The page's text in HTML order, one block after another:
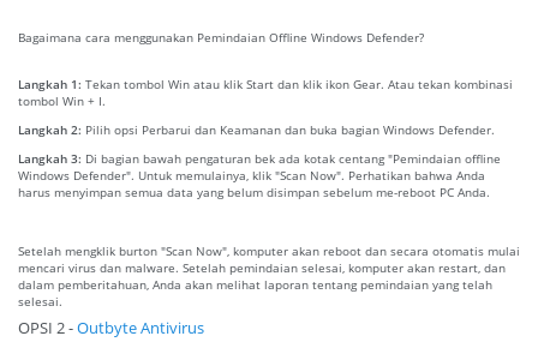
Bagaimana cara menggunakan Pemindaian Offline Windows Defender?
Langkah 1: Tekan tombol Win atau klik Start dan klik ikon Gear. Atau tekan kombinasi
tombol Win + I.
Langkah 2: Pilih opsi Perbarui dan Keamanan dan buka bagian Windows Defender.
Langkah 3: Di bagian bawah pengaturan bek ada kotak centang "Pemindaian offline
Windows Defender". Untuk memulainya, klik "Scan Now". Perhatikan bahwa Anda
harus menyimpan semua data yang belum disimpan sebelum me-reboot PC Anda.
Setelah mengklik burton "Scan Now", komputer akan reboot dan secara otomatis mulai
mencari virus dan malware. Setelah pemindaian selesai, komputer akan restart, dan
dalam pemberitahuan, Anda akan melihat laporan tentang pemindaian yang telah
selesai.
OPSI 2 -Outbyte Antivirus